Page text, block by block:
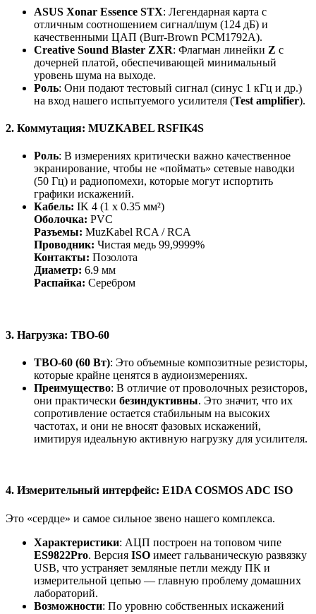
ASUS Xonar Essence STX: Легендарная карта с
отличным соотношением сигнал/шум (124 дБ) и
качественными ЦАП (Burr-Brown PCM1792A).
Creative Sound Blaster ZXR: Флагман линейки Z с
дочерней платой, обеспечивающей минимальный
уровень шума на выходе.
Роль: Они подают тестовый сигнал (синус 1 кГц и др.)
на вход нашего испытуемого усилителя (Test amplifier).
2. Коммутация: MUZKABEL RSFIK4S
Роль: В измерениях критически важно качественное
экранирование, чтобы не «поймать» сетевые наводки
(50 Гц) и радиопомехи, которые могут испортить
графики искажений.
Кабель: IK 4 (1 х 0.35 мм²)
Оболочка: PVC
Разъемы: MuzKabel RCA / RCA
Проводник: Чистая медь 99,9999%
Контакты: Позолота
Диаметр: 6.9 мм
Распайка: Серебром
3. Нагрузка: ТВО-60
ТВО-60 (60 Вт): Это объемные композитные резисторы,
которые крайне ценятся в аудиоизмерениях.
Преимущество: В отличие от проволочных резисторов,
они практически безиндуктивны. Это значит, что их
сопротивление остается стабильным на высоких
частотах, и они не вносят фазовых искажений,
имитируя идеальную активную нагрузку для усилителя.
4. Измерительный интерфейс: E1DA COSMOS ADC ISO
Это «сердце» и самое сильное звено нашего комплекса.
Характеристики: АЦП построен на топовом чипе
ES9822Pro. Версия ISO имеет гальваническую развязку
USB, что устраняет земляные петли между ПК и
измерительной цепью — главную проблему домашних
лабораторий.
Возможности: По уровню собственных искажений